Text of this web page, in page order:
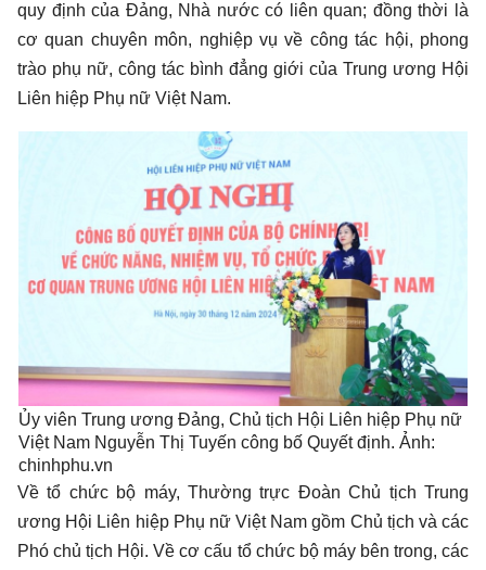
quy định của Đảng, Nhà nước có liên quan; đồng thời là
cơ quan chuyên môn, nghiệp vụ về công tác hội, phong
trào phụ nữ, công tác bình đẳng giới của Trung ương Hội
Liên hiệp Phụ nữ Việt Nam.
Ủy viên Trung ương Đảng, Chủ tịch Hội Liên hiệp Phụ nữ
Việt Nam Nguyễn Thị Tuyến công bố Quyết định. Ảnh:
chinhphu.vn
Về tổ chức bộ máy, Thường trực Đoàn Chủ tịch Trung
ương Hội Liên hiệp Phụ nữ Việt Nam gồm Chủ tịch và các
Phó chủ tịch Hội. Về cơ cấu tổ chức bộ máy bên trong, các